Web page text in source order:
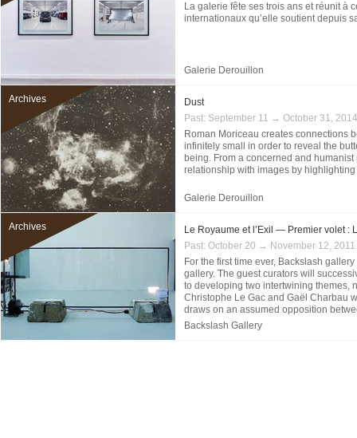
La galerie fête ses trois ans et réunit à
internationaux qu’elle soutient depuis
Galerie Derouillon
Archives
Dust
Past: September 11 → October 31, 2014
Roman Moriceau creates connections
infinitely small in order to reveal the
being. From a concerned and
relationship with images by
Galerie Derouillon
Archives
Le Royaume et l’Exil — Premier volet :
Past: October 20 → November 12, 2011
For the first time ever, Backslash
gallery. The guest curators will
to developing two intertwining themes,
Christophe Le Gac and Gaël Charbau
draws on an assumed opposition
Backslash Gallery